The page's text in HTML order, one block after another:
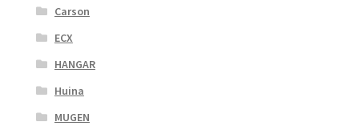
Carson
ECX
HANGAR
Huina
MUGEN